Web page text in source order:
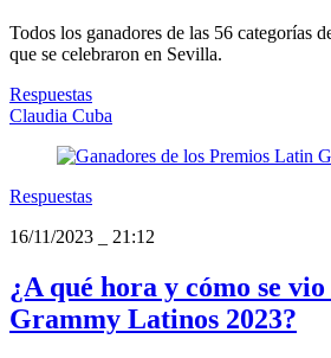
Todos los ganadores de las 56 categorías
que se celebraron en Sevilla.
Respuestas
Claudia Cuba
Respuestas
16/11/2023
21:12
¿A qué hora y cómo se
Grammy Latinos 2023?